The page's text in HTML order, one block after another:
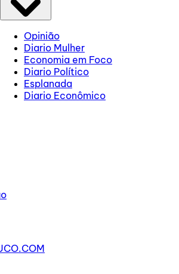
Opinião
Diario Mulher
Economia em Foco
Diario Político
Esplanada
Diario Econômico